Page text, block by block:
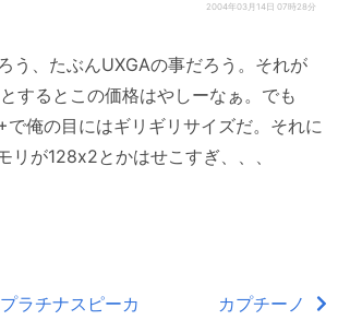
2004年03月14日 07時28分
う、たぶんUXGAの事だろう。それが
するとこの価格はやしーなぁ。でも
で俺の目にはギリギリサイズだ。それに
リが128x2とかはせこすぎ、、、
ラチナスピーカ カプチーノ